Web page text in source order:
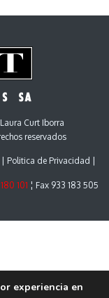
Curt Iborra
reservados
Politica de Privacidad
101 ¦ Fax 933 183 505
experiencia en